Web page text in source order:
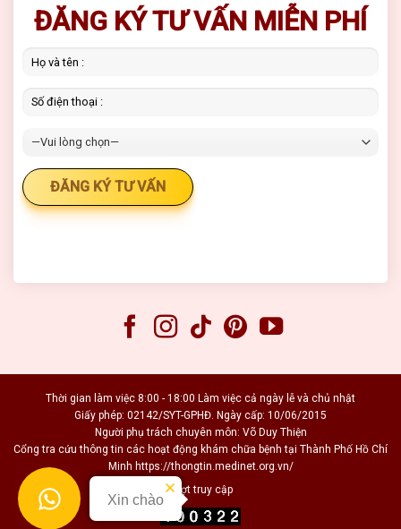
ĐĂNG KÝ TƯ VẤN MIỄN PHÍ
Thời gian làm việc 8:00 - 18:00 Làm việc cả ngày lễ và chủ nhật
Giấy phép: 02142/SYT-GPHĐ. Ngày cấp: 10/06/2015
Người phụ trách chuyên môn: Võ Duy Thiện
Cổng tra cứu thông tin các hoạt động khám chữa bệnh tại Thành Phố Hồ Chí
Minh https://thongtin.medinet.org.vn/
Lượt truy cập
Xin chào